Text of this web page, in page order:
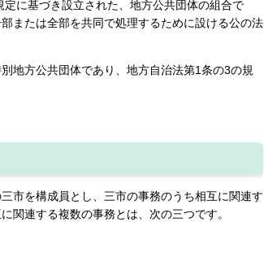
に基づき設立された、地方公共団体の組合で
または全部を共同で処理するために設ける公の法
地方公共団体であり、地方自治法第1条の3の規
市を構成員とし、三市の事務のうち相互に関連す
関連する複数の事務とは、次の三つです。